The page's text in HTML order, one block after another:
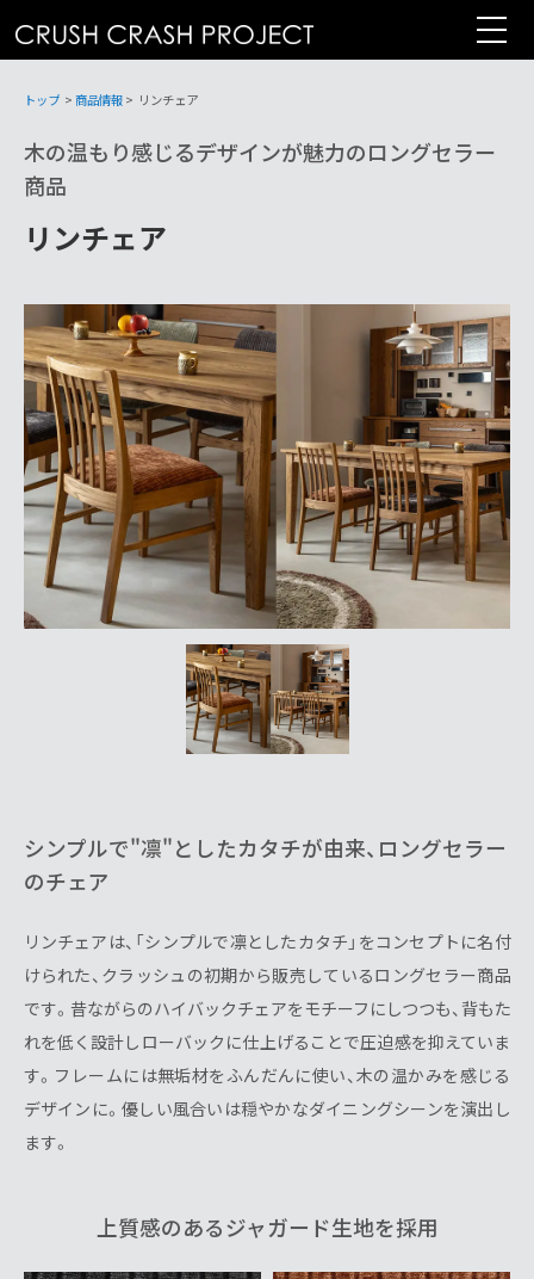
テ
トップ > 商品情報> リンチェア
木の温もり感じるデザインが魅力のロングセラー
商品
リンチェア
シンプルで"凛"としたカタチが由来、ロングセラー
のチェア
リンチェアは、「シンプルで凛としたカタチ」をコンセプトに名付
けられた、クラッシュの初期から販売しているロングセラー商品
です。昔ながらのハイバックチェアをモチーフにしつつも、背もた
れを低く設計しローバックに仕上げることで圧迫感を抑えていま
す。フレームには無垢材をふんだんに使い、木の温かみを感じる
デザインに。優しい風合いは穏やかなダイニングシーンを演出し
ます。
上質感のあるジャガード生地を採用